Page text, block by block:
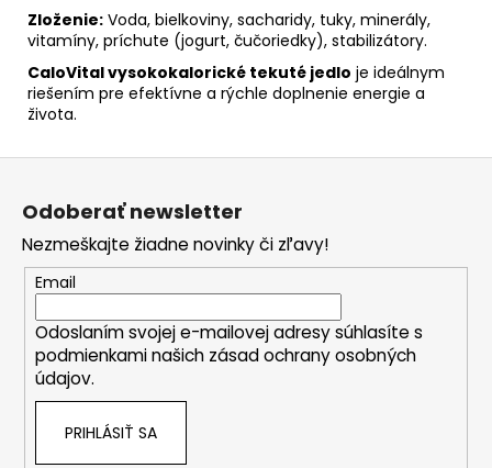
Zloženie: Voda, bielkoviny, sacharidy, tuky, minerály,
vitamíny, príchute (jogurt, čučoriedky), stabilizátory.
CaloVital vysokokalorické tekuté jedlo je ideálnym
riešením pre efektívne a rýchle doplnenie energie a
života.
Z
Odoberať newsletter
Nezmeškajte žiadne novinky či zľavy!
Email
Odoslaním svojej e-mailovej adresy súhlasíte s
podmienkami našich zásad ochrany osobných
údajov.
PRIHLÁSIŤ SA